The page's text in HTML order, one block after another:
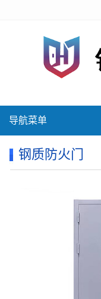
导航菜单
钢质防火门